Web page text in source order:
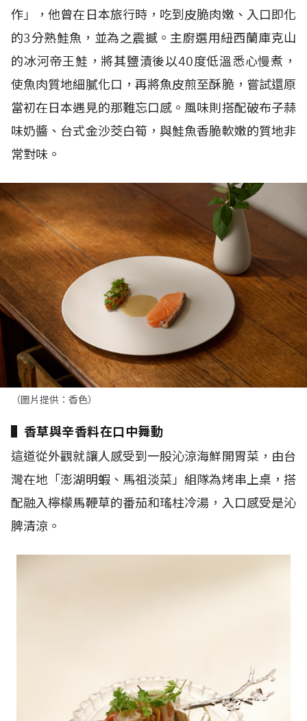
作」，他曾在日本旅行時，吃到皮脆肉嫩、入口即化
的3分熟鮭魚，並為之震撼。主廚選用紐西蘭庫克山
的冰河帝王鮭，將其鹽漬後以40度低溫悉心慢煮，
使魚肉質地細膩化口，再將魚皮煎至酥脆，嘗試還原
當初在日本遇見的那難忘口感。風味則搭配破布子蒜
味奶醬、台式金沙茭白筍，與鮭魚香脆軟嫩的質地非
常對味。
（圖片提供：香色）
▌香草與辛香料在口中舞動
這道從外觀就讓人感受到一股沁涼海鮮開胃菜，由台
灣在地「澎湖明蝦、馬祖淡菜」組隊為烤串上桌，搭
配融入檸檬馬鞭草的番茄和瑤柱冷湯，入口感受是沁
脾清涼。